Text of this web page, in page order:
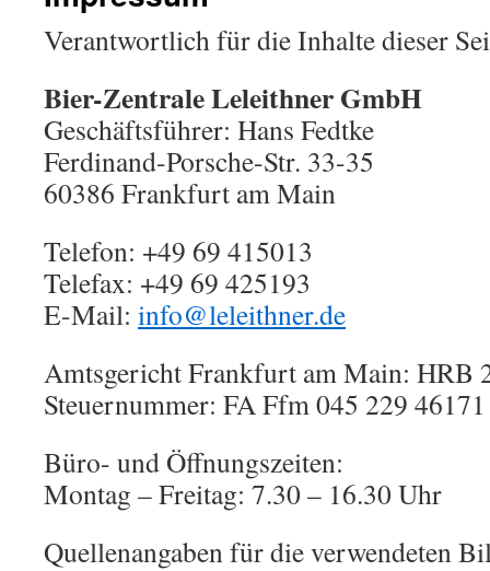
Verantwortlich für die Inhalte dieser
Bier-Zentrale Leleithner GmbH
Geschäftsführer: Hans Fedtke
Ferdinand-Porsche-Str. 33-35
60386 Frankfurt am Main
Telefon: +49 69 415013
Telefax: +49 69 425193
E-Mail: info@leleithner.de
Amtsgericht Frankfurt am Main: HRB
Steuernummer: FA Ffm 045 229 46171
Büro- und Öffnungszeiten:
Montag – Freitag: 7.30 – 16.30 Uhr
Quellenangaben für die verwendeten